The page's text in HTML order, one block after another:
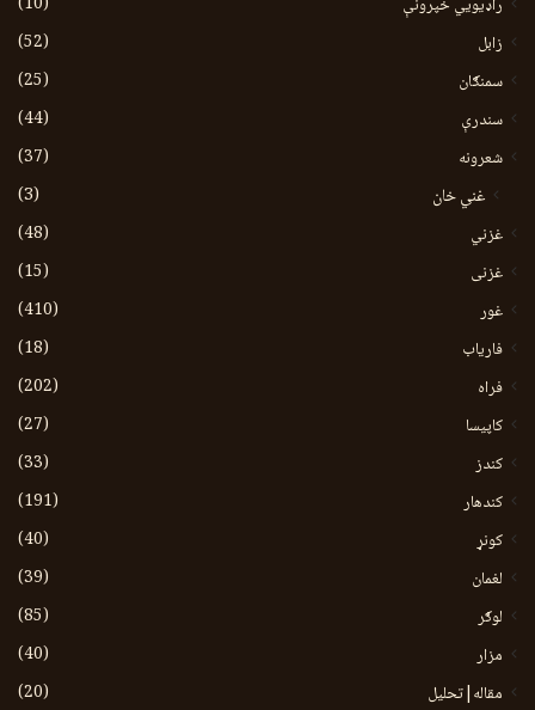
راډیويي خپرونې
زابل
(52)
سمنګان
(25)
سندرې
(44)
شعرونه
(37)
غني خان
(3)
غزني
(48)
غزنی
(15)
غور
(410)
فاریاب
(18)
فراه
(202)
کاپیسا
(27)
کندز
(33)
کندهار
(191)
کونړ
(40)
لغمان
(39)
لوګر
(85)
مزار
(40)
مقاله|تحلیل
(20)